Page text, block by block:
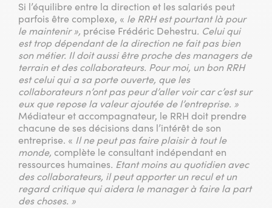
Si l’équilibre entre la direction et les salariés peut
parfois être complexe, « le RRH est pourtant là pour
le maintenir », précise Frédéric Dehestru. Celui qui
est trop dépendant de la direction ne fait pas bien
son métier. Il doit aussi être proche des managers de
terrain et des collaborateurs. Pour moi, un bon RRH
est celui qui a sa porte ouverte, que les
collaborateurs n’ont pas peur d’aller voir carc’est sur
eux que repose la valeur ajoutée de l’entreprise. »
Médiateur et accompagnateur, le RRH doit prendre
chacune de ses décisions dans l’intérêt de son
entreprise. « Il ne peut pas faire plaisir à tout le
monde, complète le consultant indépendant en
ressources humaines. Etant moins au quotidien avec
des collaborateurs, il peut apporter un recul et un
regard critique qui aidera le manager à faire la part
des choses. »